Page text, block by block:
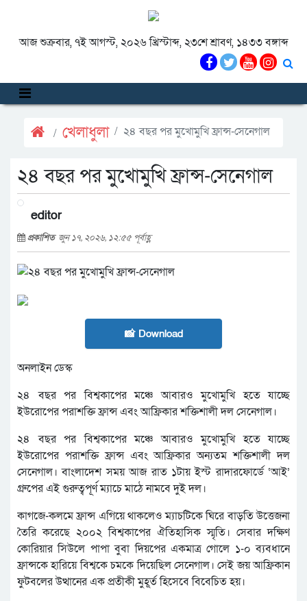
আজ শুক্রবার, ৭ই আগস্ট, ২০২৬ খ্রিস্টাব্দ, ২৩শে শ্রাবণ, ১৪৩৩ বঙ্গাব্দ
খেলাধুলা ২৪ বছর পর মুখোমুখি ফ্রান্স-সেনেগাল
২৪ বছর পর মুখোমুখি ফ্রান্স-সেনেগাল
editor
প্রকাশিত জুন ১৭, ২০২৬, ১২:৫৫ পূর্বাহ্ণ
📸 Download
অনলাইন ডেস্ক
২৪ বছর পর বিশ্বকাপের মঞ্চে আবারও মুখোমুখি হতে যাচ্ছে
ইউরোপের পরাশক্তি ফ্রান্স এবং আফ্রিকার শক্তিশালী দল সেনেগাল।
২৪ বছর পর বিশ্বকাপের মঞ্চে আবারও মুখোমুখি হতে যাচ্ছে
ইউরোপের পরাশক্তি ফ্রান্স এবং আফ্রিকার অন্যতম শক্তিশালী দল
সেনেগাল। বাংলাদেশ সময় আজ রাত ১টায় ইস্ট রাদারফোর্ডে ‘আই’
গ্রুপের এই গুরুত্বপূর্ণ ম্যাচে মাঠে নামবে দুই দল।
কাগজে-কলমে ফ্রান্স এগিয়ে থাকলেও ম্যাচটিকে ঘিরে বাড়তি উত্তেজনা
তৈরি করেছে ২০০২ বিশ্বকাপের ঐতিহাসিক স্মৃতি। সেবার দক্ষিণ
কোরিয়ার সিউলে পাপা বুবা দিয়পের একমাত্র গোলে ১-০ ব্যবধানে
ফ্রান্সকে হারিয়ে বিশ্বকে চমকে দিয়েছিল সেনেগাল। সেই জয় আফ্রিকান
ফুটবলের উত্থানের এক প্রতীকী মুহূর্ত হিসেবে বিবেচিত হয়।